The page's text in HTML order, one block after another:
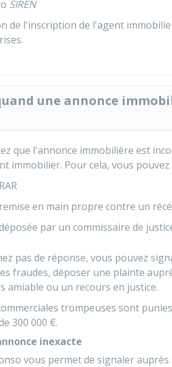
SIREN
de l'inscription de l'agent
une annonce
que l'annonce immobilière est
immobilier. Pour cela, vous
RAR
en main propre contre un
par un commissaire de
pas de réponse, vous pouvez
fraudes, déposer une plainte
amiable ou un recours en justice.
trompeuses sont
300 000 €.
inexacte
vous permet de signaler